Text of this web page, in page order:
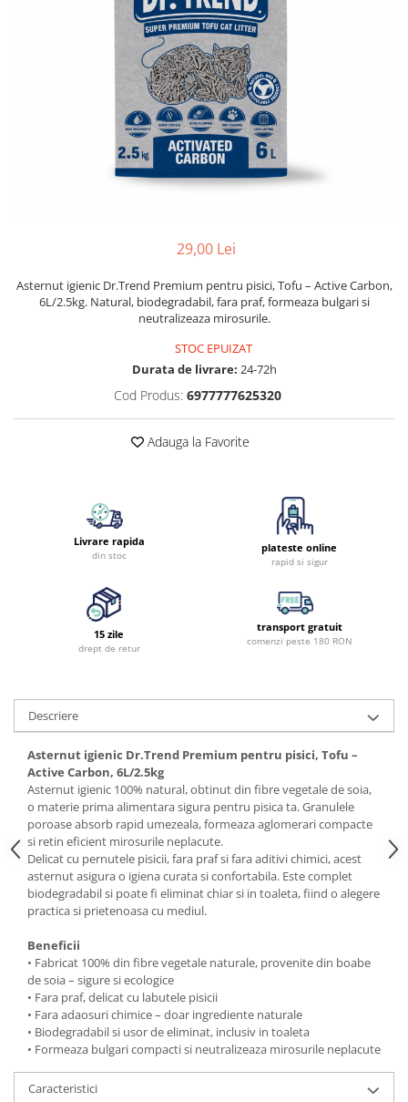
29,00 Lei
Asternut igienic Dr.Trend Premium pentru pisici, Tofu – Active Carbon,
6L/2.5kg. Natural, biodegradabil, fara praf, formeaza bulgari si
neutralizeaza mirosurile.
STOC EPUIZAT
Durata de livrare: 24-72h
Cod Produs: 6977777625320
Adauga la Favorite
Livrare rapida
din stoc
plateste online
rapid si sigur
15 zile
drept de retur
transport gratuit
comenzi peste 180 RON
Descriere
Asternut igienic Dr.Trend Premium pentru pisici, Tofu –
Active Carbon, 6L/2.5kg
Asternut igienic 100% natural, obtinut din fibre vegetale de soia,
o materie prima alimentara sigura pentru pisica ta. Granulele
poroase absorb rapid umezeala, formeaza aglomerari compacte
si retin eficient mirosurile neplacute.
Delicat cu pernutele pisicii, fara praf si fara aditivi chimici, acest
asternut asigura o igiena curata si confortabila. Este complet
biodegradabil si poate fi eliminat chiar si in toaleta, fiind o alegere
practica si prietenoasa cu mediul.
Beneficii
• Fabricat 100% din fibre vegetale naturale, provenite din boabe
de soia – sigure si ecologice
• Fara praf, delicat cu labutele pisicii
• Fara adaosuri chimice – doar ingrediente naturale
• Biodegradabil si usor de eliminat, inclusiv in toaleta
• Formeaza bulgari compacti si neutralizeaza mirosurile neplacute
Caracteristici